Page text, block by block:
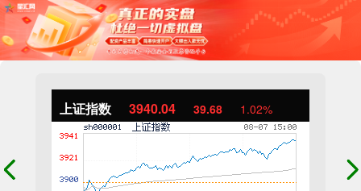
上证指数 3940.04 39.68 1.02%